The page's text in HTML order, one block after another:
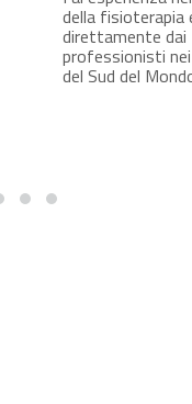
della fisioterapia
direttamente dai
professionisti
del Sud del